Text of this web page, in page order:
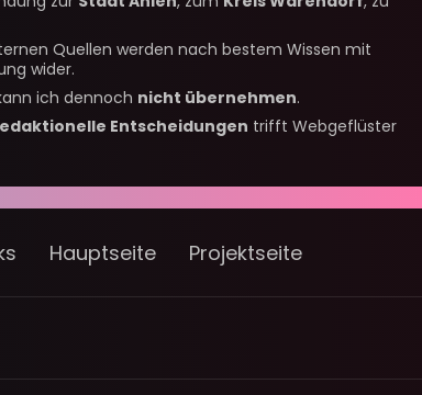
Quellen werden nach bestem Wissen mit
wider.
ich dennoch nicht übernehmen.
Entscheidungen trifft Webgeflüster
Hauptseite Projektseite